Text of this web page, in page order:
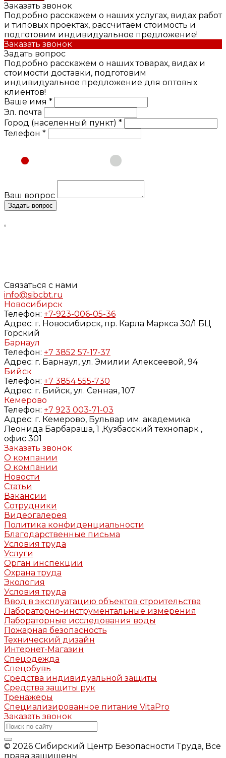
Заказать звонок
Подробно расскажем о наших услугах, видах работ
и типовых проектах, рассчитаем стоимость и
подготовим индивидуальное предложение!
Заказать звонок
Задать вопрос
Подробно расскажем о наших товарах, видах и
стоимости доставки, подготовим
индивидуальное предложение для оптовых
клиентов!
Ваше имя *
Эл. почта
Город (населенный пункт) *
Телефон *
Юридическое лицо
Ваш вопрос
Задать вопрос
Связаться с нами
info@sibcbt.ru
Новосибирск
Телефон: +7-923-006-05-36
Адрес: г. Новосибирск, пр. Карла Маркса 30/1 БЦ
Горский
Барнаул
Телефон: +7 3852 57-17-37
Адрес: г. Барнаул, ул. Эмилии Алексеевой, 94
Бийск
Телефон: +7 3854 555-730
Адрес: г. Бийск, ул. Сенная, 107
Кемерово
Телефон: +7 923 003-71-03
Адрес: г. Кемерово, Бульвар им. академика
Леонида Барбараша, 1 ,Кузбасский технопарк ,
офис 301
Заказать звонок
О компании
О компании
Новости
Статьи
Вакансии
Сотрудники
Видеогалерея
Политика конфиденциальности
Благодарственные письма
Условия труда
Услуги
Орган инспекции
Охрана труда
Экология
Условия труда
Ввод в эксплуатацию объектов строительства
Лабораторно-инструментальные измерения
Лабораторные исследования воды
Пожарная безопасность
Технический дизайн
Интернет-Магазин
Спецодежда
Спецобувь
Средства индивидуальной защиты
Средства защиты рук
Тренажеры
Специализированное питание VitaPro
Заказать звонок
© 2026 Сибирский Центр Безопасности Труда, Все
права защищены